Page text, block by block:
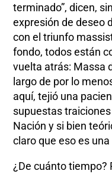
terminado”, dicen,
expresión de deseo
con el triunfo
fondo, todos están
vuelta atrás: Massa
largo de por lo
aquí, tejió una
supuestas
Nación y si bien
claro que eso es
¿De cuánto tiempo?